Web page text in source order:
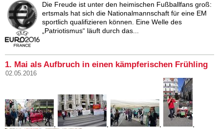
Die Freude ist unter den heimischen Fußballfans groß:
ertsmals hat sich die Nationalmannschaft für eine EM
sportlich qualifizieren können. Eine Welle des
„Patriotismus“ läuft durch das...
1. Mai als Aufbruch in einen kämpferischen Frühling
02.05.2016
, , , ,